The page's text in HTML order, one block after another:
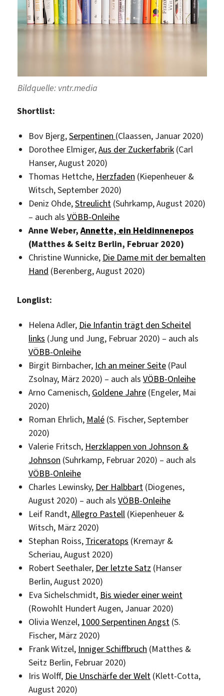
Bildquelle: vntr.media
Shortlist:
Bov Bjerg,Serpentinen (Claassen, Januar 2020)
Dorothee Elmiger,Aus der Zuckerfabrik(Carl
Hanser, August 2020)
Thomas Hettche, Herzfaden (Kiepenheuer &
Witsch, September 2020)
Deniz Ohde,Streulicht(Suhrkamp, August 2020)
– auch als VÖBB-Onleihe
Anne Weber,Annette, ein Heldinnenepos
(Matthes & Seitz Berlin, Februar 2020)
Christine Wunnicke, Die Dame mit der bemalten
Hand (Berenberg, August 2020)
Longlist:
Helena Adler, Die Infantin trägt den Scheitel
links (Jung und Jung, Februar 2020) – auch als
VÖBB-Onleihe
Birgit Birnbacher, Ich an meiner Seite(Paul
Zsolnay, März 2020) – auch als VÖBB-Onleihe
Arno Camenisch, Goldene Jahre(Engeler, Mai
2020)
Roman Ehrlich, Malé(S. Fischer, September
2020)
Valerie Fritsch, Herzklappen von Johnson &
Johnson (Suhrkamp, Februar 2020) – auch als
VÖBB-Onleihe
Charles Lewinsky, Der Halbbart(Diogenes,
August 2020) – auch als VÖBB-Onleihe
Leif Randt,Allegro Pastell(Kiepenheuer &
Witsch, März 2020)
Stephan Roiss, Triceratops (Kremayr &
Scheriau, August 2020)
Robert Seethaler, Der letzte Satz (Hanser
Berlin, August 2020)
Eva Sichelschmidt, Bis wieder einer weint
(Rowohlt Hundert Augen, Januar 2020)
Olivia Wenzel, 1000 Serpentinen Angst(S.
Fischer, März 2020)
Frank Witzel, Inniger Schiffbruch (Matthes &
Seitz Berlin, Februar 2020)
Iris Wolff, Die Unschärfe der Welt(Klett-Cotta,
August 2020)